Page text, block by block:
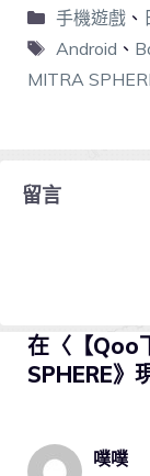
手機遊戲、
Android 、
MITRA
留言
在〈【Qoo
SPHERE》
噗噗